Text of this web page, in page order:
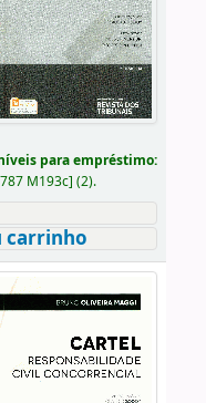
para empréstimo:
M193c] (2).
carrinho